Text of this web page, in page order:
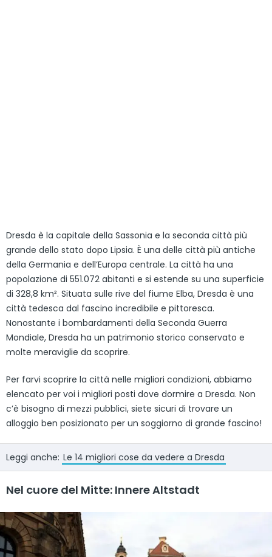
Dresda è la capitale della Sassonia e la seconda città più
grande dello stato dopo Lipsia. È una delle città più antiche
della Germania e dell’Europa centrale. La città ha una
popolazione di 551.072 abitanti e si estende su una superficie
di 328,8 km². Situata sulle rive del fiume Elba, Dresda è una
città tedesca dal fascino incredibile e pittoresca.
Nonostante i bombardamenti della Seconda Guerra
Mondiale, Dresda ha un patrimonio storico conservato e
molte meraviglie da scoprire.
Per farvi scoprire la città nelle migliori condizioni, abbiamo
elencato per voi i migliori posti dove dormire a Dresda. Non
c’è bisogno di mezzi pubblici, siete sicuri di trovare un
alloggio ben posizionato per un soggiorno di grande fascino!
Leggi anche: Le 14 migliori cose da vedere a Dresda
Nel cuore del Mitte: Innere Altstadt